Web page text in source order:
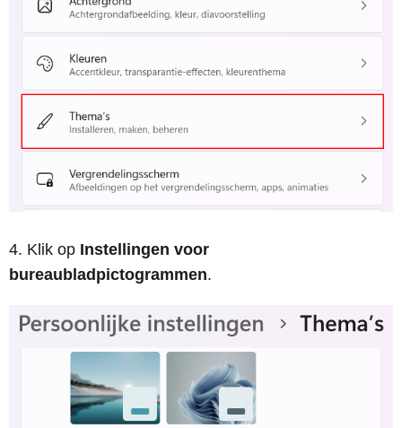
Klik op Instellingen voor
bureaubladpictogrammen.